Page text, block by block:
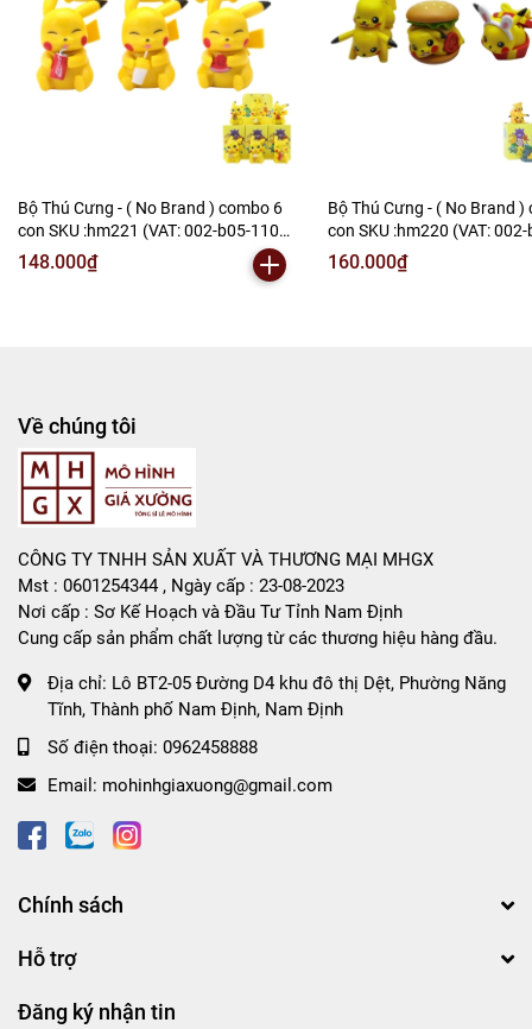
Bộ Thú Cưng - ( No Brand ) combo 6
con SKU :hm221 (VAT: 002-b05-110)
- N2-C1-S16
148.000₫
Bộ Thú Cưng - ( No Brand )
con SKU :hm220 (VAT:
- N2-B2-S12
160.000₫
Về chúng tôi
CÔNG TY TNHH SẢN XUẤT VÀ THƯƠNG MẠI MHGX
Mst : 0601254344 , Ngày cấp : 23-08-2023
Nơi cấp : Sơ Kế Hoạch và Đầu Tư Tỉnh Nam Định
Cung cấp sản phẩm chất lượng từ các thương hiệu hàng đầu.
Địa chỉ: Lô BT2-05 Đường D4 khu đô thị Dệt, Phường Năng
Tĩnh, Thành phố Nam Định, Nam Định
Số điện thoại: 0962458888
Email: mohinhgiaxuong@gmail.com
Chính sách
Hỗ trợ
Đăng ký nhận tin